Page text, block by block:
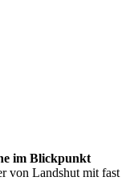
im Blickpunkt
von Landshut mit fast